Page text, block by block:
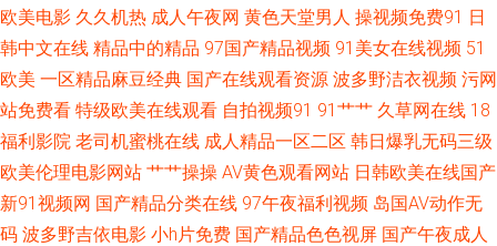
利姬 黑人激情AV 免费人人妻导航 天天操无码 91逼在线 大香蕉久久五十 黄
色91香蕉 欧美久久草在线 丝袜伊人网 在线播放黑丝91 俺去啦最新网址 韩国
射无码 内射邻家少妇日韩 少妇午夜激情 在线观看污网站 俺来也最新网址 国
产专区路线 麻豆av水果在线 视频网站18污 91日韩高清 超碰碰碰96 久草资
欧美电影 久久机热 成人午夜网 黄色天堂男人 操视频免费91 日
韩中文在线 精品中的精品 97国产精品视频 91美女在线视频 51
欧美 一区精品麻豆经典 国产在线观看资源 波多野洁衣视频 污网
站免费看 特级欧美在线观看 自拍视频91 91艹艹 久草网在线 18
福利影院 老司机蜜桃在线 成人精品一区二区 韩日爆乳无码三级
欧美伦理电影网站 艹艹操操 AV黄色观看网站 日韩欧美在线国产
新91视频网 国产精品分类在线 97午夜福利视频 岛国AV动作无
码 波多野吉依电影 小h片免费 国产精品色色视屏 国产午夜成人